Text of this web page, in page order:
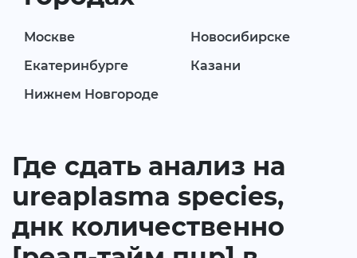
Москве
Новосибирске
Екатеринбурге
Казани
Нижнем Новгороде
Где сдать анализ на
ureaplasma species,
днк количественно